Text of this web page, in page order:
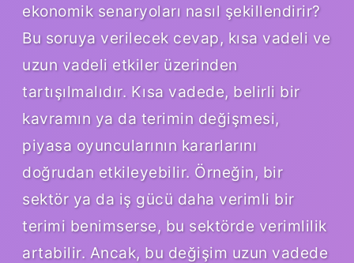
ekonomik senaryoları nasıl şekillendirir?
Bu soruya verilecek cevap, kısa vadeli ve
uzun vadeli etkiler üzerinden
tartışılmalıdır. Kısa vadede, belirli bir
kavramın ya da terimin değişmesi,
piyasa oyuncularının kararlarını
doğrudan etkileyebilir. Örneğin, bir
sektör ya da iş gücü daha verimli bir
terimi benimserse, bu sektörde verimlilik
artabilir. Ancak, bu değişim uzun vadede